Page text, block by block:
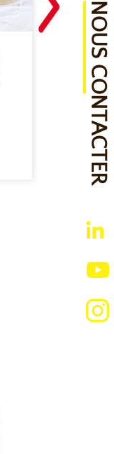
NOUS CONTACTER